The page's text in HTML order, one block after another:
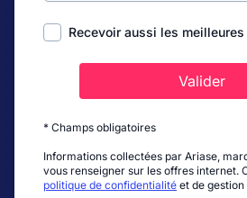
Recevoir aussi les
Valider
* Champs obligatoires
Informations collectées par Ariase,
vous renseigner sur les offres internet.
politique de confidentialité et de